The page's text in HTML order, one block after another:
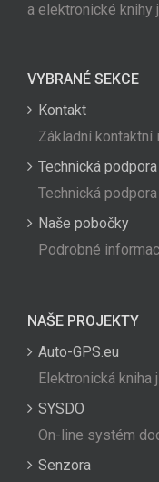
a elektronické knihy
VYBRANÉ SEKCE
Kontakt
Základní kontaktní
Technická podpora
Technická
Naše pobočky
Podrobné
NAŠE PROJEKTY
Auto-GPS.eu
Elektronická kniha
SYSDO
On-line systém
Senzora